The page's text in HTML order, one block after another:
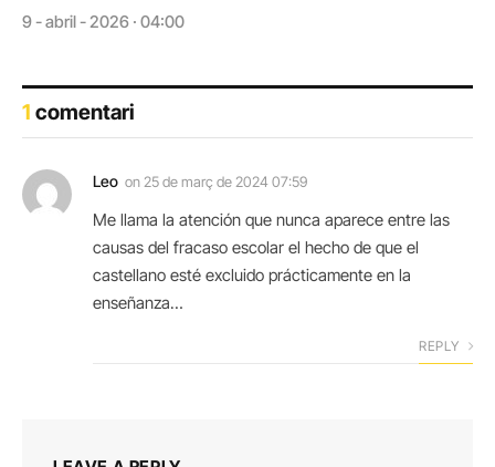
9 - abril - 2026 · 04:00
1 comentari
Leo on 25 de març de 2024 07:59
Me llama la atención que nunca aparece entre las
causas del fracaso escolar el hecho de que el
castellano esté excluido prácticamente en la
enseñanza…
REPLY